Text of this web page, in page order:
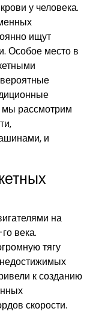
у человека.
ищут
Особое место в
мы рассмотрим
и
на
века.
тягу
к созданию
скорости.